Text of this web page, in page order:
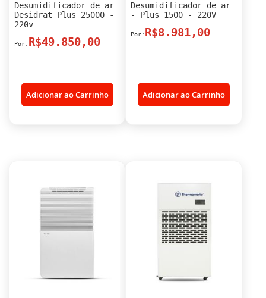
Desumidificador de ar
Desidrat Plus 25000 -
220v
R$49.850,00
Adicionar ao Carrinho
Desumidificador de ar
- Plus 1500 - 220V
R$8.981,00
Adicionar ao Carrinho